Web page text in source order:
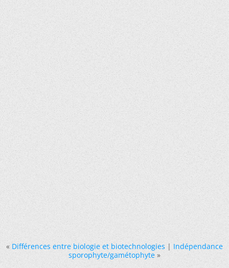
« Différences entre biologie et biotechnologies|Indépendance
sporophyte/gamétophyte »